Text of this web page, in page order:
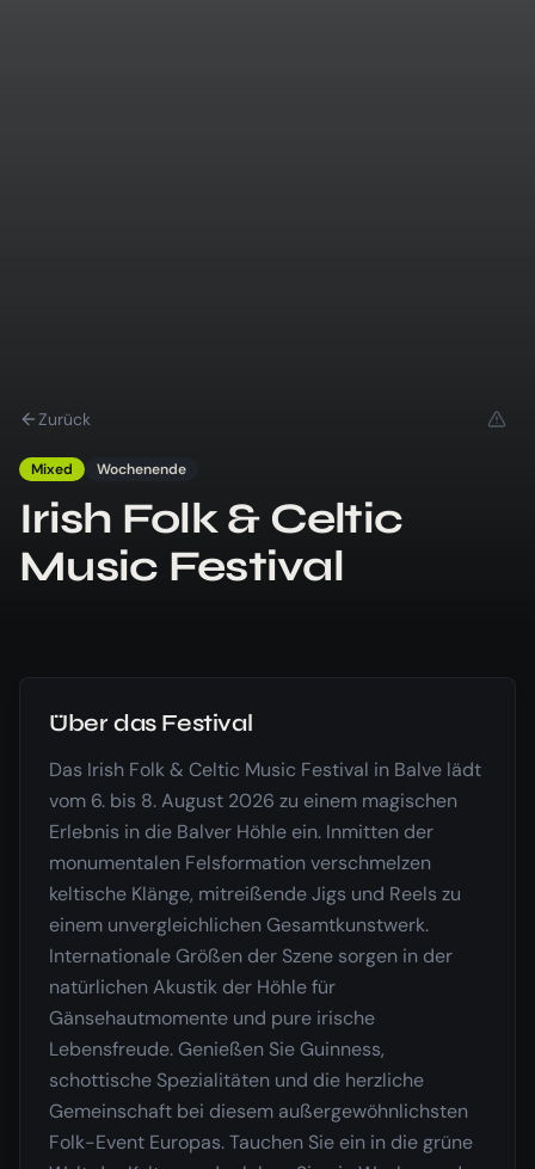
Zurück
Mixed Wochenende
Irish Folk & Celtic
Music Festival
Über das Festival
Das Irish Folk & Celtic Music Festival in Balve lädt
vom 6. bis 8. August 2026 zu einem magischen
Erlebnis in die Balver Höhle ein. Inmitten der
monumentalen Felsformation verschmelzen
keltische Klänge, mitreißende Jigs und Reels zu
einem unvergleichlichen Gesamtkunstwerk.
Internationale Größen der Szene sorgen in der
natürlichen Akustik der Höhle für
Gänsehautmomente und pure irische
Lebensfreude. Genießen Sie Guinness,
schottische Spezialitäten und die herzliche
Gemeinschaft bei diesem außergewöhnlichsten
Folk-Event Europas. Tauchen Sie ein in die grüne